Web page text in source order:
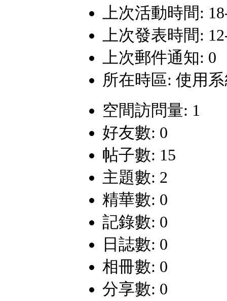
上次活動時間:
上次發表時間:
上次郵件通知: 0
所在時區: 使用
空間訪問量: 1
好友數: 0
帖子數: 15
主題數: 2
精華數: 0
記錄數: 0
日誌數: 0
相冊數: 0
分享數: 0